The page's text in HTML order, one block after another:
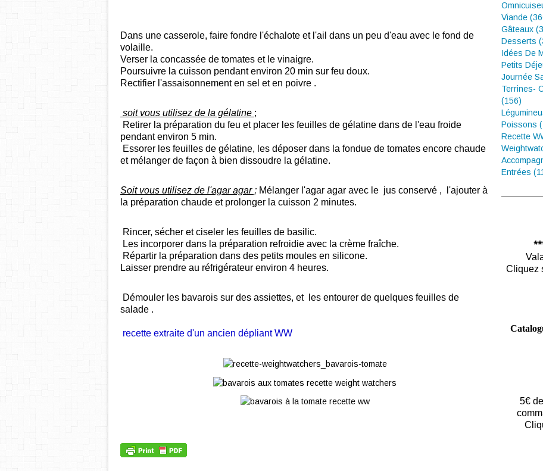
Dans une casserole, faire fondre l'échalote et l'ail dans un peu d'eau avec le fond de
volaille.
Verser la concassée de tomates et le vinaigre.
Poursuivre la cuisson pendant environ 20 min sur feu doux.
Rectifier l'assaisonnement en sel et en poivre .
soit vous utilisez de la gélatine ;
Retirer la préparation du feu et placer les feuilles de gélatine dans de l'eau froide
pendant environ 5 min.
Essorer les feuilles de gélatine, les déposer dans la fondue de tomates encore chaude
et mélanger de façon à bien dissoudre la gélatine.
Soit vous utilisez de l'agar agar ; Mélanger l'agar agar avec le jus conservé , l'ajouter à
la préparation chaude et prolonger la cuisson 2 minutes.
Rincer, sécher et ciseler les feuilles de basilic.
Les incorporer dans la préparation refroidie avec la crème fraîche.
Répartir la préparation dans des petits moules en silicone.
Laisser prendre au réfrigérateur environ 4 heures.
Démouler les bavarois sur des assiettes, et les entourer de quelques feuilles de
salade .
recette extraite d'un ancien dépliant WW
Viande
Gâteaux
Desserts
Idées De
Petits
Journée
Terrines-
(156)
Poissons
Recette
Entrées
Cliquez
5€